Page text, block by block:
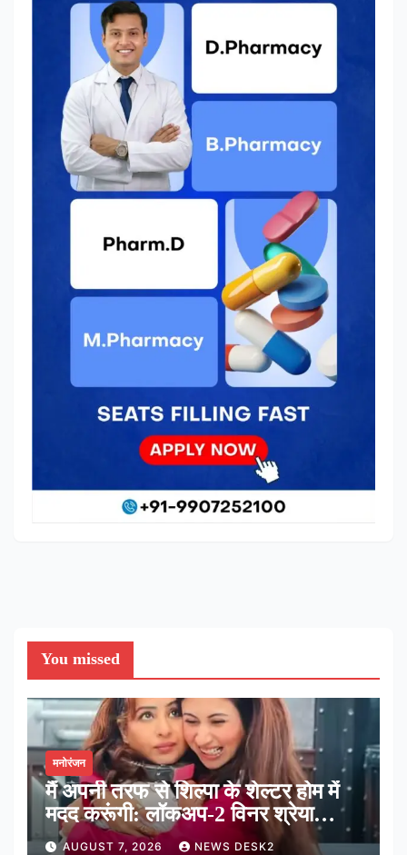
You missed
मनोरंजन
मैं अपनी तरफ से शिल्पा के शेल्टर होम में
मदद करूंगी: लॉकअप-2 विनर श्रेया
कालरा
AUGUST 7, 2026 NEWS DESK2